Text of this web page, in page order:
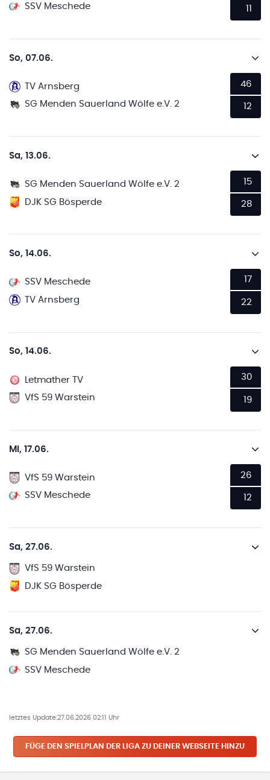
SSV Meschede
So, 07.06.
TV Arnsberg
SG Menden Sauerland Wölfe e.V. 2
46
12
Sa, 13.06.
SG Menden Sauerland Wölfe e.V. 2
DJK SG Bösperde
15
28
So, 14.06.
SSV Meschede
TV Arnsberg
17
22
So, 14.06.
Letmather TV
VfS 59 Warstein
30
19
Mi, 17.06.
VfS 59 Warstein
SSV Meschede
26
12
Sa, 27.06.
VfS 59 Warstein
DJK SG Bösperde
Sa, 27.06.
SG Menden Sauerland Wölfe e.V. 2
SSV Meschede
letztes Update:27.06.2026 02:11 Uhr
FÜGE DEN SPIELPLAN DER LIGA ZU DEINER WEBSEITE HINZU